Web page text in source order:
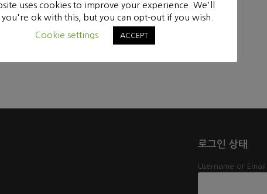
로그인 상태
Username or Email
uses cookies to improve your experience. We'll
you're ok with this, but you can opt-out if you wish.
Cookie settings
ACCEPT